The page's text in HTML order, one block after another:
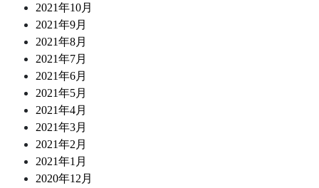
2021年10月
2021年9月
2021年8月
2021年7月
2021年6月
2021年5月
2021年4月
2021年3月
2021年2月
2021年1月
2020年12月